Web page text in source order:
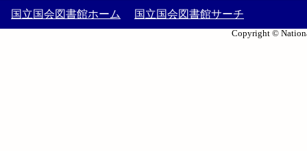
国立国会図書館ホーム 国立国会図書館サーチ
Copyright ©